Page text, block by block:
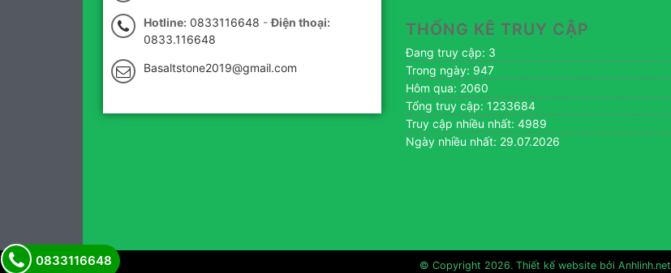
Hotline: 0833116648 -Điện thoại:
0833.116648
Basaltstone2019@gmail.com
0833116648
THỐNG KÊ TRUY CẬP
Đang truy cập: 3
Trong ngày: 947
Hôm qua: 2060
Tổng truy cập: 1233684
Truy cập nhiều nhất: 4989
Ngày nhiều nhất: 29.07.2026
© Copyright 2026. Thiết kế website bởi Anhlinh.net